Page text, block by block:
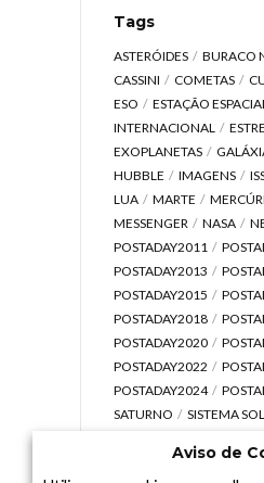
Tags
ASTERÓIDES
BURACO
CASSINI
COMETAS
ESO
ESTAÇÃO ESPACIAL
INTERNACIONAL
EXOPLANETAS
HUBBLE
IMAGENS
LUA
MARTE
MESSENGER
NASA
POSTADAY2011
POSTADAY2013
POSTADAY2015
POSTADAY2018
POSTADAY2020
POSTADAY2022
POSTADAY2024
SATURNO
SISTEMA
UNIVERSO
VÍDEO
Aviso de